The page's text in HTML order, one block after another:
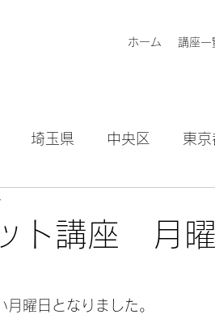
ホーム 講座一
埼玉県 中央区 東
ト講座 月
曜日となりました。